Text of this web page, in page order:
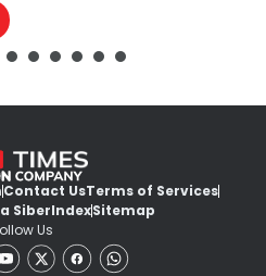
Contact UsTerms of Services
SiberIndexSitemap
Us